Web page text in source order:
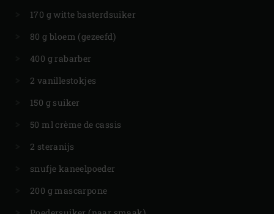
170 g witte basterdsuiker
80 g bloem (gezeefd)
400 g rabarber
2 vanillestokjes
150 g suiker
50 ml crème de cassis
2 steranijs
snufje kaneelpoeder
200 g mascarpone